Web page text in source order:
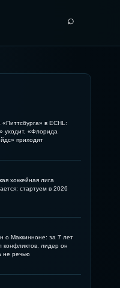
⌕
в ECHL:
уходит, «Флорида
приходит
хоккейная лига
стартуем в 2026
о Маккинноне: за 7 лет
конфликтов, лидер он
не речью